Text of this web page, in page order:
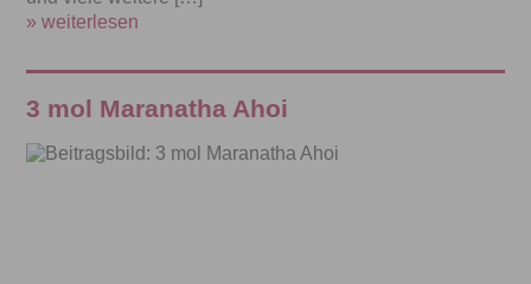
» weiterlesen
3 mol Maranatha Ahoi